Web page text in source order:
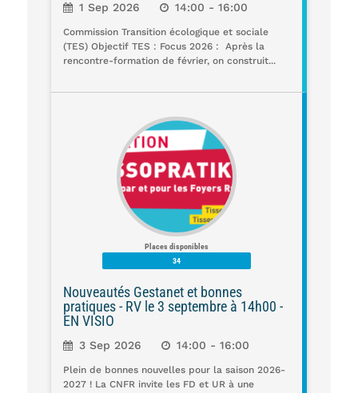
1 Sep 2026 14:00 - 16:00
Commission Transition écologique et sociale
(TES) Objectif TES : Focus 2026 : Après la
rencontre-formation de février, on construit...
Places disponibles
34
Nouveautés Gestanet et bonnes
pratiques - RV le 3 septembre à 14h00 -
EN VISIO
3 Sep 2026 14:00 - 16:00
Plein de bonnes nouvelles pour la saison 2026-
2027 ! La CNFR invite les FD et UR à une